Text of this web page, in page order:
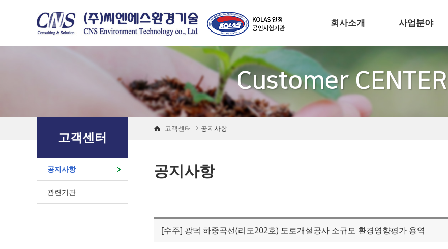
회사소개 사업분야
Customer CENTER
고객센터
공지사항
관련기관
고객센터 공지사항
공지사항
[수주] 광덕 하중곡선(리도202호) 도로개설공사 소규모 환경영향평가 용역